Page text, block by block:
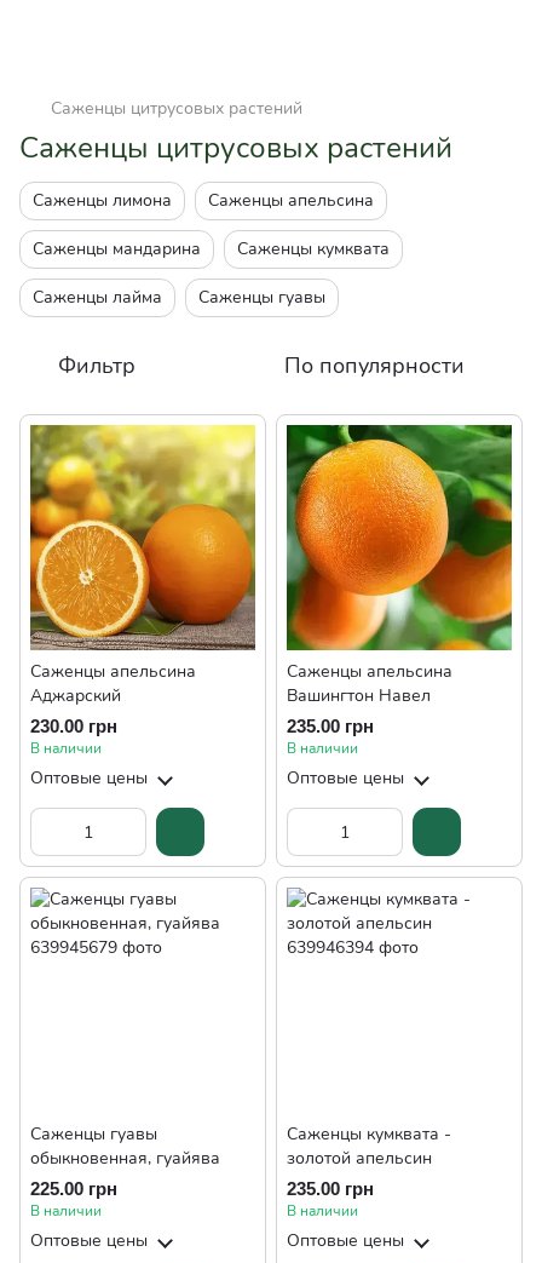
Саженцы цитрусовых растений
Саженцы цитрусовых растений
Саженцы лимона Саженцы апельсина
Саженцы мандарина Саженцы кумквата
Саженцы лайма Саженцы гуавы
Фильтр По популярности
Саженцы апельсина
Аджарский
230.00 грн
В наличии
Оптовые цены
Саженцы апельсина
Вашингтон Навел
235.00 грн
В наличии
Оптовые цены
Саженцы гуавы
обыкновенная, гуайява
225.00 грн
В наличии
Оптовые цены
Саженцы кумквата -
золотой апельсин
235.00 грн
В наличии
Оптовые цены